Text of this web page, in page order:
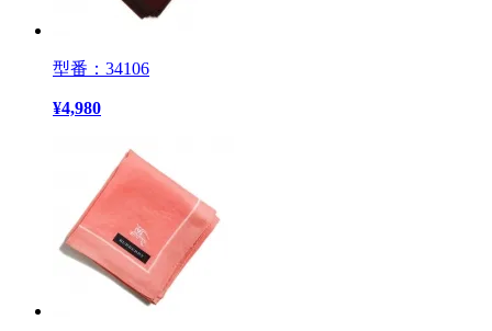
型番：34106
¥4,980